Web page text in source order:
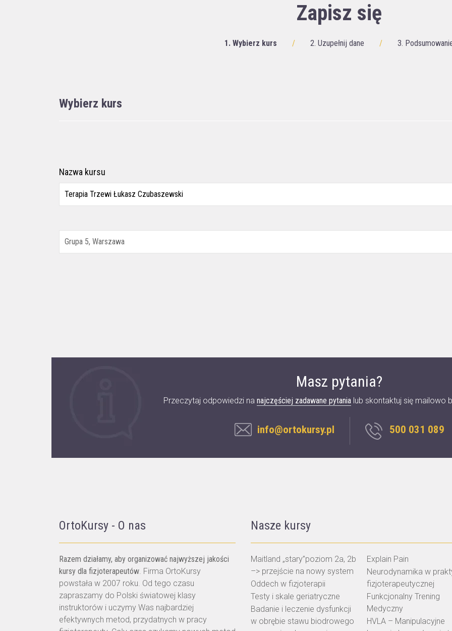
Zapisz się
1. Wybierz kurs / 2. Uzupełnij dane / 3.
Wybierz kurs
Nazwa kursu
Masz pytania?
Przeczytaj odpowiedzi na najczęściej zadawane pytania lub skontaktuj się mailowo
info@ortokursy.pl 500 031 089
OrtoKursy - O nas
Razem działamy, aby organizować najwyższej jakości
kursy dla fizjoterapeutów. Firma OrtoKursy
powstała w 2007 roku. Od tego czasu
zapraszamy do Polski światowej klasy
instruktorów i uczymy Was najbardziej
efektywnych metod, przydatnych w pracy
Nasze kursy
Maitland „stary”poziom 2a, 2b
–> przejście na nowy system
Oddech w fizjoterapii
Testy i skale geriatryczne
Badanie i leczenie dysfunkcji
w obrębie stawu biodrowego
Explain Pain
Neurodynamika w
fizjoterapeutycznej
Funkcjonalny Trening
Medyczny
HVLA – Manipulacyjne